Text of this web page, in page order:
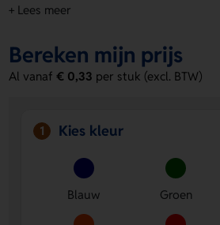
ø 40 mm goed op en is hij uitstekend
Voordelen van de
Bedrukbaar of met doming:
zijn recht komen op de voorzijde.
Kunststof materiaal:
Stevig en
langdurig gebruik.
+ Lees meer
Bereken mijn prijs
Al vanaf€ 0,33 per stuk (excl. BTW)
1 Kies kleur
Blauw Groen